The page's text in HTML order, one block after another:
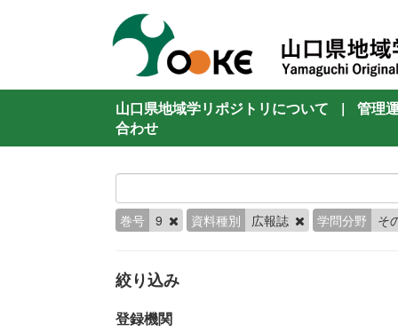
山口県地域学リポジトリについて |
管理
合わせ
巻号 9 資料種別 広報誌 学問分野 そ
絞り込み
登録機関